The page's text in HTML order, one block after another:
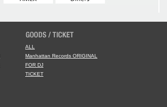
ALL
Manhattan Records ORIGINAL
FOR DJ
TICKET